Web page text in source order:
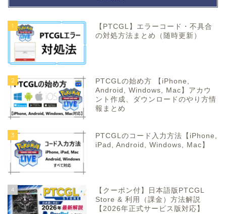
1
【PTCGL】エラーコード・不具合
の対処方法まとめ（随時更新）
2
PTCGLの始め方 【iPhone,
Android, Windows, Mac】アカウ
ント作成、ダウンロードのやり方情
報まとめ
3
PTCGLのコード入力方法【iPhone,
iPad, Android, Windows, Mac】
4
【クーポン付】日本語版PTCGL
Store & 利用（課金）方法解説
【2026年正式サービス版対応】